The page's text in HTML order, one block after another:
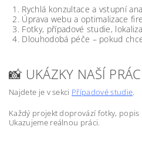
Rychlá konzultace a vstupní
Úprava webu a optimalizace
Fotky, případové studie,
Dlouhodobá péče – pokud
📸 UKÁZKY NAŠÍ
Najdete je v sekci Případové studie.
Každý projekt doprovází fotky,
Ukazujeme reálnou práci.